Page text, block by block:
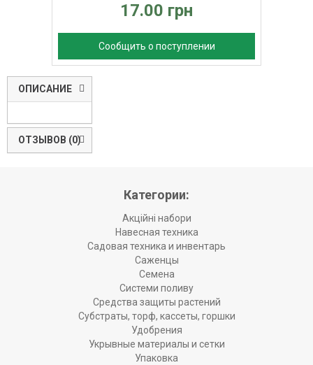
17.00 грн
Сообщить о поступлении
ОПИСАНИЕ
ОТЗЫВОВ (0)
Категории:
Акційні набори
Навесная техника
Садовая техника и инвентарь
Саженцы
Семена
Системи поливу
Средства защиты растений
Субстраты, торф, кассеты, горшки
Удобрения
Укрывные материалы и сетки
Упаковка